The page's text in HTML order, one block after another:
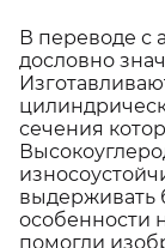
В переводе с
дословно
сечения
выдерживать
особенности
помогли